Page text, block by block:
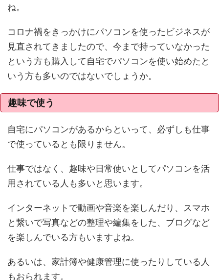
ね。
コロナ禍をきっかけにパソコンを使ったビジネスが
見直されてきましたので、今まで持っていなかった
という方も購入して自宅でパソコンを使い始めたと
いう方も多いのではないでしょうか。
趣味で使う
自宅にパソコンがあるからといって、必ずしも仕事
で使っているとも限りません。
仕事ではなく、趣味や日常使いとしてパソコンを活
用されている人も多いと思います。
インターネットで動画や音楽を楽しんだり、スマホ
と繋いで写真などの整理や編集をした、ブログなど
を楽しんでいる方もいますよね。
あるいは、家計簿や健康管理に使ったりしている人
もおられます。